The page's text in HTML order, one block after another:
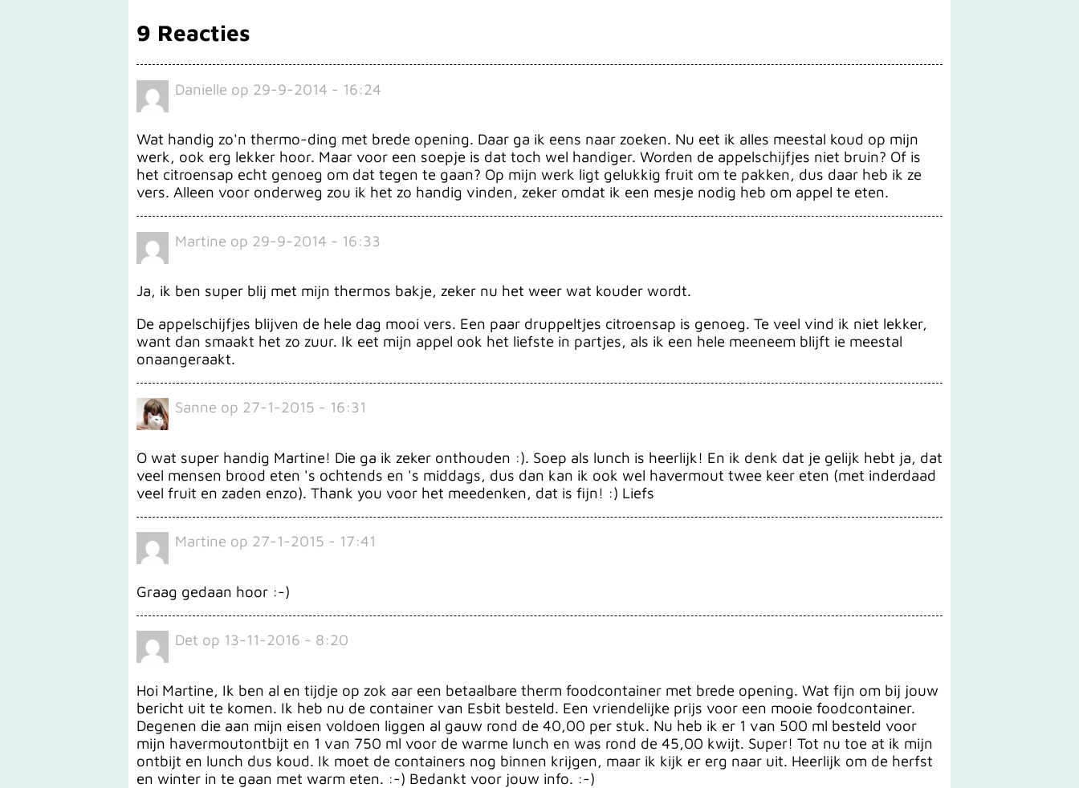
9 Reacties
Danielle op 29-9-2014 - 16:24
Wat handig zo'n thermo-ding met brede opening. Daar ga ik eens naar zoeken. Nu eet ik alles meestal koud op mijn
werk, ook erg lekker hoor. Maar voor een soepje is dat toch wel handiger. Worden de appelschijfjes niet bruin? Of is
het citroensap echt genoeg om dat tegen te gaan? Op mijn werk ligt gelukkig fruit om te pakken, dus daar heb ik ze
vers. Alleen voor onderweg zou ik het zo handig vinden, zeker omdat ik een mesje nodig heb om appel te eten.
Martine op 29-9-2014 - 16:33
Ja, ik ben super blij met mijn thermos bakje, zeker nu het weer wat kouder wordt.
De appelschijfjes blijven de hele dag mooi vers. Een paar druppeltjes citroensap is genoeg. Te veel vind ik niet lekker,
want dan smaakt het zo zuur. Ik eet mijn appel ook het liefste in partjes, als ik een hele meeneem blijft ie meestal
onaangeraakt.
Sanne op 27-1-2015 - 16:31
O wat super handig Martine! Die ga ik zeker onthouden :). Soep als lunch is heerlijk! En ik denk dat je gelijk hebt ja, dat
veel mensen brood eten 's ochtends en 's middags, dus dan kan ik ook wel havermout twee keer eten (met inderdaad
veel fruit en zaden enzo). Thank you voor het meedenken, dat is fijn! :) Liefs
Martine op 27-1-2015 - 17:41
Graag gedaan hoor :-)
Det op 13-11-2016 - 8:20
Hoi Martine, Ik ben al en tijdje op zok aar een betaalbare therm foodcontainer met brede opening. Wat fijn om bij jouw
bericht uit te komen. Ik heb nu de container van Esbit besteld. Een vriendelijke prijs voor een mooie foodcontainer.
Degenen die aan mijn eisen voldoen liggen al gauw rond de 40,00 per stuk. Nu heb ik er 1 van 500 ml besteld voor
mijn havermoutontbijt en 1 van 750 ml voor de warme lunch en was rond de 45,00 kwijt. Super! Tot nu toe at ik mijn
ontbijt en lunch dus koud. Ik moet de containers nog binnen krijgen, maar ik kijk er erg naar uit. Heerlijk om de herfst
en winter in te gaan met warm eten. :-) Bedankt voor jouw info. :-)